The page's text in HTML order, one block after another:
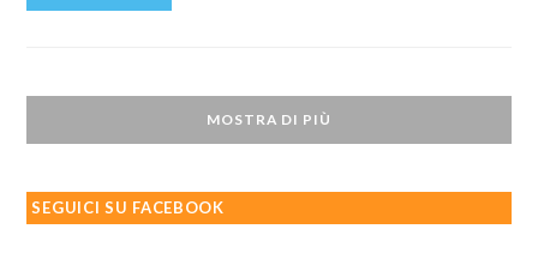
MOSTRA DI PIÙ
SEGUICI SU FACEBOOK